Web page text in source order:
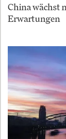
China wächst
Erwartungen